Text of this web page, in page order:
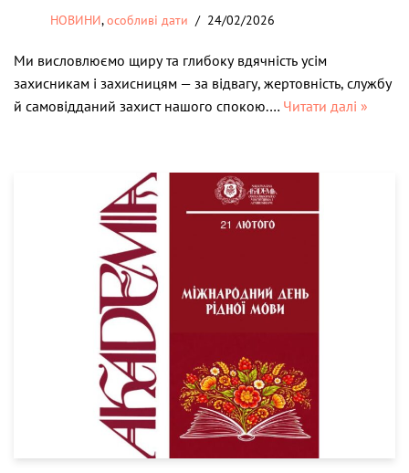
НОВИНИ,особливі дати 24/02/2026
Ми висловлюємо щиру та глибоку вдячність усім
захисникам і захисницям — за відвагу, жертовність, службу
й самовідданий захист нашого спокою.… Читати далі »